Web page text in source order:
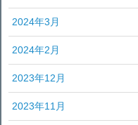
2024年3月
2024年2月
2023年12月
2023年11月